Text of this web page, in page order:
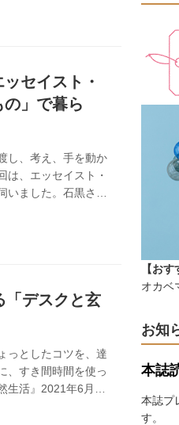
セイスト・
」で暮ら
し、考え、手を動か
は、エッセイスト・
ました。石黒さん
活』2020年8月号
「デスクと玄
っとしたコツを、達
、すき間時間を使っ
生活』2021年6月号
【お
オカベ
お知
本誌
本誌プ
す。